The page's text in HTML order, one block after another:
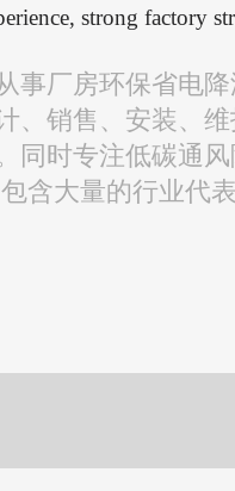
strong factory
事厂房环保省电
、销售、安装、
同时专注低碳通
含大量的行业代